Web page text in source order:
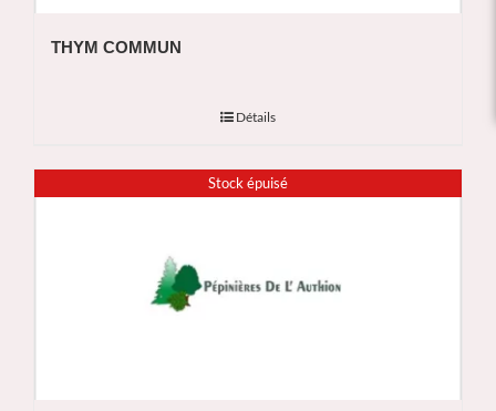
THYM COMMUN
Détails
Stock épuisé